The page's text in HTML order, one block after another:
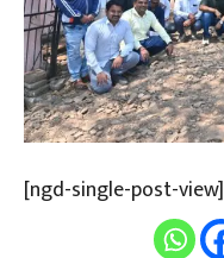
[ngd-single-post-view]